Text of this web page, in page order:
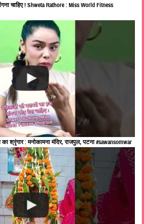
चाहिए ! Shweta Rathore : Miss World Fitness
का श्रृंगार : मनोकामना मंदिर, राजपुल, पटना #sawansomwar